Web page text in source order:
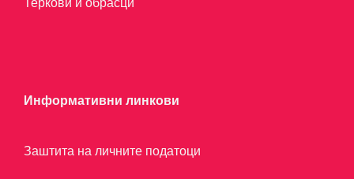
Информативни линкови
Заштита на личните податоци